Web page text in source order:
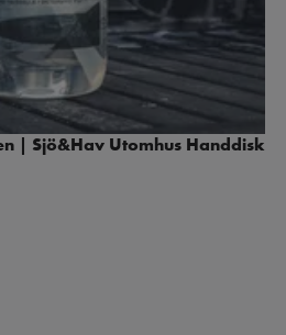
| Sjö&Hav Utomhus Handdisk